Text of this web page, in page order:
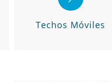
Techos Móviles